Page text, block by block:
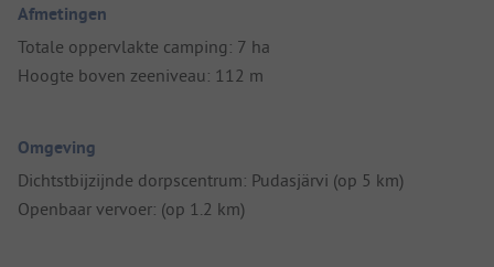
Afmetingen
Totale oppervlakte camping: 7 ha
Hoogte boven zeeniveau: 112 m
Omgeving
Dichtstbijzijnde dorpscentrum: Pudasjärvi (op 5 km)
Openbaar vervoer: (op 1.2 km)